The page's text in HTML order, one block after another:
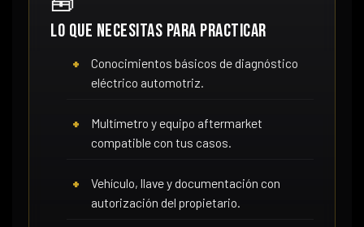
Lo que necesitas para practicar
Conocimientos básicos de diagnóstico
eléctrico automotriz.
Multímetro y equipo aftermarket
compatible con tus casos.
Vehículo, llave y documentación con
autorización del propietario.